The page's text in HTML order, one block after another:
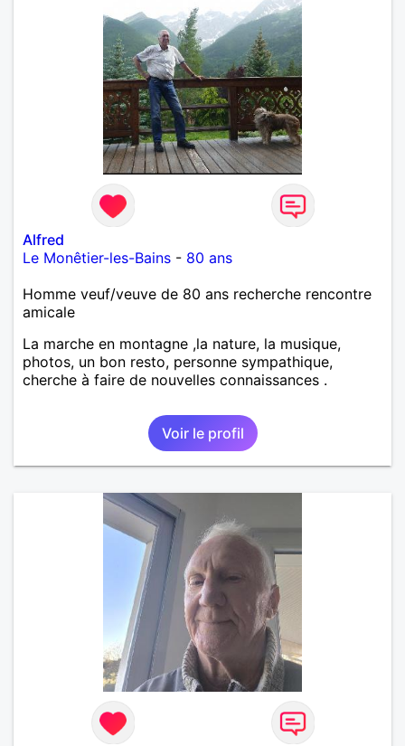
Alfred
Le Monêtier-les-Bains - 80 ans
Homme veuf/veuve de 80 ans recherche rencontre
amicale
La marche en montagne ,la nature, la musique,
photos, un bon resto, personne sympathique,
cherche à faire de nouvelles connaissances .
Voir le profil